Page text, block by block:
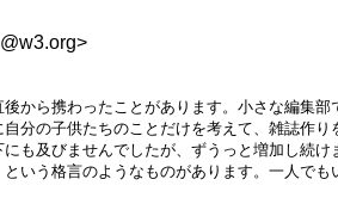
から携わったことがあります。小さな編集
分の子供たちのことだけを考えて、雑誌作
も及びませんでしたが、ずうっと増加し続け
いう格言のようなものがあります。一人で